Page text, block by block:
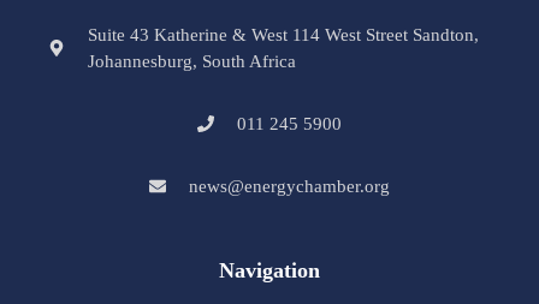
Suite 43 Katherine & West 114 West Street Sandton,
Johannesburg, South Africa
011 245 5900
news@energychamber.org
Navigation